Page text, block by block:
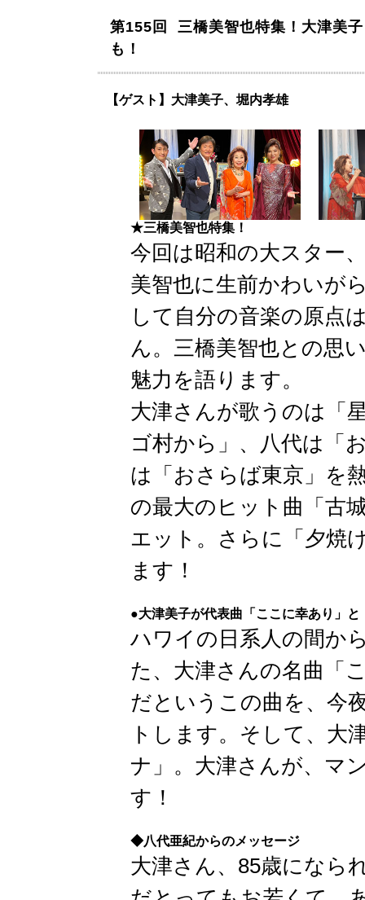
第155回 三橋美智也特集！大津美
も！
【ゲスト】大津美子、堀内孝雄
★三橋美智也特集！
今回は昭和の大スター
美智也に生前かわいが
して自分の音楽の原点
ん。三橋美智也との思
魅力を語ります。
大津さんが歌うのは「
ゴ村から」、八代は「
は「おさらば東京」を
の最大のヒット曲「古
エット。さらに「夕焼
ます！
●大津美子が代表曲「ここに幸あり」
ハワイの日系人の間か
た、大津さんの名曲「
だというこの曲を、今
トします。そして、大
ナ」。大津さんが、マ
す！
◆八代亜紀からのメッセージ
大津さん、85歳になら